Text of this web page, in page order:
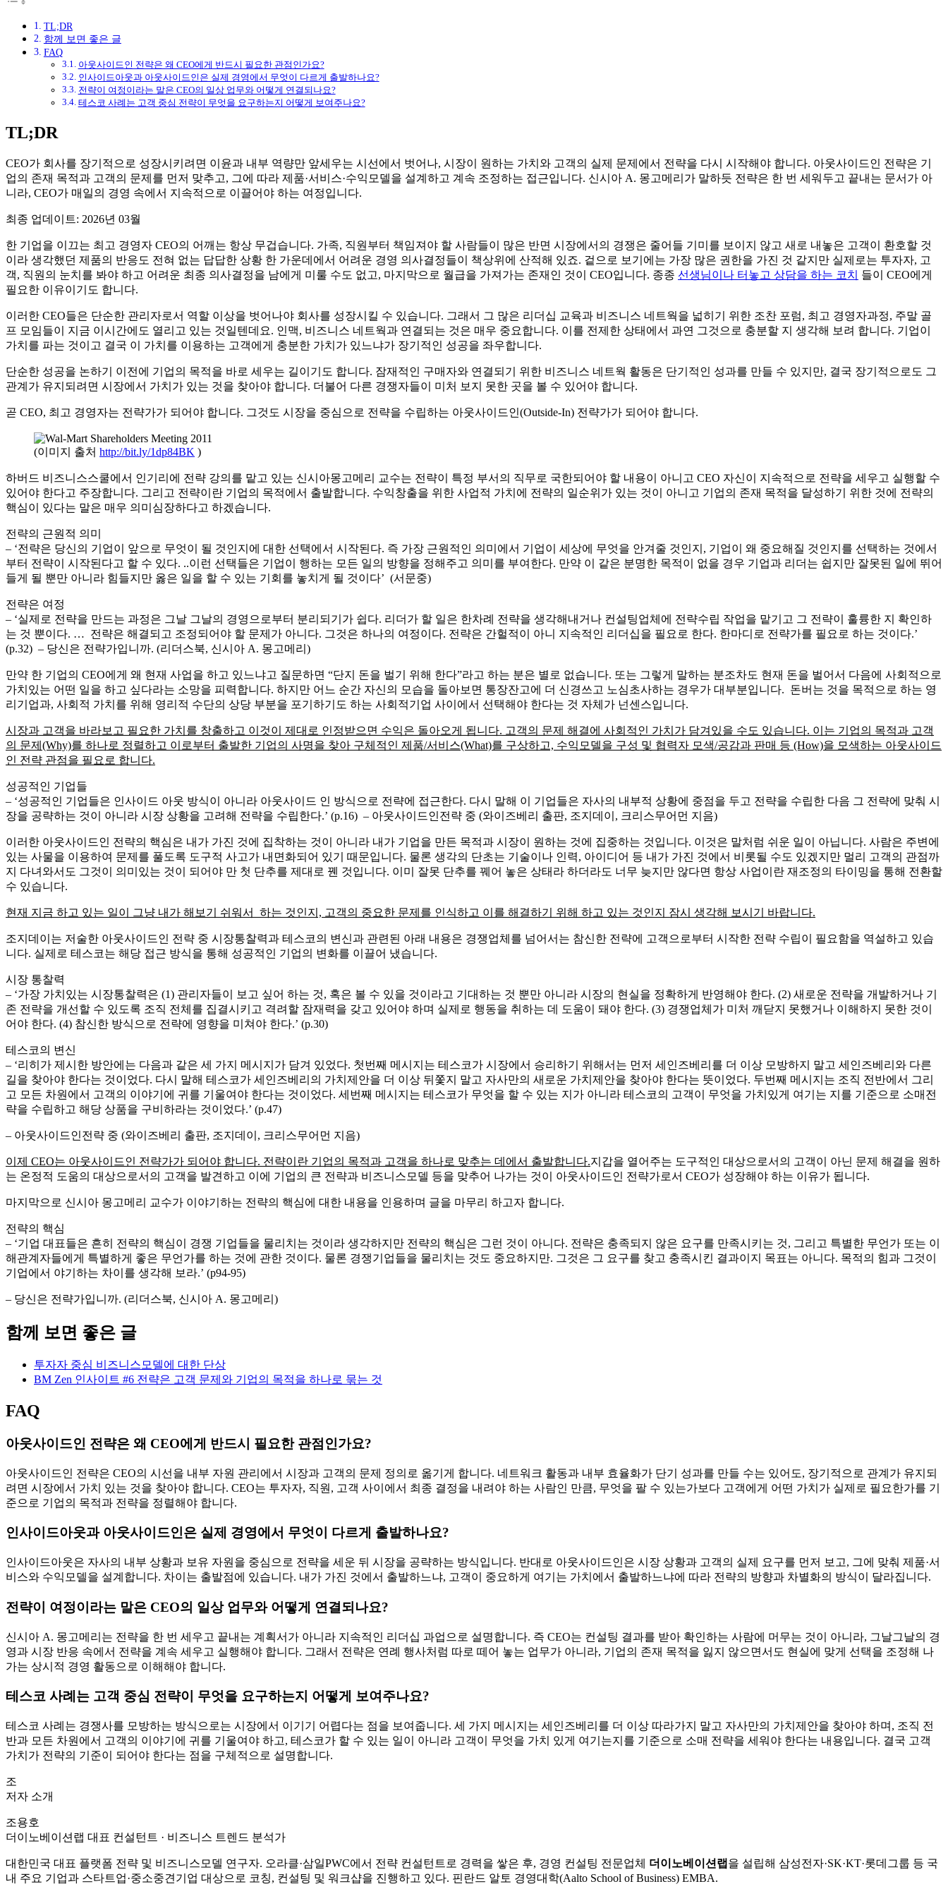
대표 수행 사례
고객의 목소리
이노베이션 코칭
사업모델 전환 코칭. 8*48 혁신 워크플로
BM진단+산업분석+원포인트 코칭 SET
혁신 메소드 & 툴킷
기업가를 위한 매직볼 프로세스 (Magic Ball Process)
비즈니스모델 전문가
비즈니스모델 전문가 확인
BMF 비즈니스모델 포럼
Shop
2026년 공개교육 신청
이노베이션 툴킷 구매
문의하기
[BM Zen 인사이트 #12] CEO, 당신은 아웃사이드인 전략가입니까
게시자:조용호| 1월 15, 2014|BM Zen 인사이트|0|
TL;DR
FAQ
아웃사이드인 전략은 왜 CEO에게 반드시 필요한 관점인가요?
인사이드아웃과 아웃사이드인은 실제 경영에서 무엇이 다르게 출발하나요?
테스코 사례는 고객 중심 전략이 무엇을 요구하는지 어떻게 보여주나요?
TL;DR
업의 존재 목적과 고객의 문제를 먼저 맞추고, 그에 따라 제품·서비스·수익모델을 설계하고 계속 조정하는 접근입니다. 신시아 A. 몽고메리가 말하듯 전략은 한 번 세워두고 끝내는 문서가 아
니라, CEO가 매일의 경영 속에서 지속적으로 이끌어야 하는 여정입니다.
최종 업데이트: 2026년 03월
한 기업을 이끄는 최고 경영자 CEO의 어깨는 항상 무겁습니다. 가족, 직원부터 책임져야 할 사람들이 많은 반면 시장에서의 경쟁은 줄어들 기미를 보이지 않고 새로 내놓은 고객이 환호할 것
이라 생각했던 제품의 반응도 전혀 없는 답답한 상황 한 가운데에서 어려운 경영 의사결정들이 책상위에 산적해 있죠. 겉으로 보기에는 가장 많은 권한을 가진 것 같지만 실제로는 투자자, 고
객, 직원의 눈치를 봐야 하고 어려운 최종 의사결정을 남에게 미룰 수도 없고, 마지막으로 월급을 가져가는 존재인 것이 CEO입니다. 종종선생님이나 터놓고 상담을 하는 코치
이러한 CEO들은 단순한 관리자로서 역할 이상을 벗어나야 회사를 성장시킬 수 있습니다. 그래서 그 많은 리더십 교육과 비즈니스 네트웍을 넓히기 위한 조찬 포럼, 최고 경영자과정, 주말 골
프 모임들이 지금 이시간에도 열리고 있는 것일텐데요. 인맥, 비즈니스 네트웍과 연결되는 것은 매우 중요합니다. 이를 전제한 상태에서 과연 그것으로 충분할 지 생각해 보려 합니다. 기업이
단순한 성공을 논하기 이전에 기업의 목적을 바로 세우는 길이기도 합니다. 잠재적인 구매자와 연결되기 위한 비즈니스 네트웍 활동은 단기적인 성과를 만들 수 있지만, 결국 장기적으로도 그
관계가 유지되려면 시장에서 가치가 있는 것을 찾아야 합니다. 더불어 다른 경쟁자들이 미처 보지 못한 곳을 볼 수 있어야 합니다.
곧 CEO, 최고 경영자는 전략가가 되어야 합니다. 그것도 시장을 중심으로 전략을 수립하는 아웃사이드인(Outside-In) 전략가가 되어야 합니다.
(이미지 출처
하버드 비즈니스스쿨에서 인기리에 전략 강의를 맡고 있는 신시아몽고메리 교수는 전략이 특정 부서의 직무로 국한되어야 할 내용이 아니고 CEO 자신이 지속적으로 전략을 세우고 실행할 수
핵심이 있다는 말은 매우 의미심장하다고 하겠습니다.
– ‘전략은 당신의 기업이 앞으로 무엇이 될 것인지에 대한 선택에서 시작된다. 즉 가장 근원적인 의미에서 기업이 세상에 무엇을 안겨줄 것인지, 기업이 왜 중요해질 것인지를 선택하는 것에서
부터 전략이 시작된다고 할 수 있다. ..이런 선택들은 기업이 행하는 모든 일의 방향을 정해주고 의미를 부여한다. 만약 이 같은 분명한 목적이 없을 경우 기업과 리더는 쉽지만 잘못된 일에 뛰어
들게 될 뿐만 아니라 힘들지만 옳은 일을 할 수 있는 기회를 놓치게 될 것이다’ (서문중)
– ‘실제로 전략을 만드는 과정은 그날 그날의 경영으로부터 분리되기가 쉽다. 리더가 할 일은 한차례 전략을 생각해내거나 컨설팅업체에 전략수립 작업을 맡기고 그 전략이 훌륭한 지 확인하
는 것 뿐이다. … 전략은 해결되고 조정되어야 할 문제가 아니다. 그것은 하나의 여정이다. 전략은 간헐적이 아니 지속적인 리더십을 필요로 한다. 한마디로 전략가를 필요로 하는 것이다.’
(p.32) – 당신은 전략가입니까. (리더스북, 신시아 A. 몽고메리)
만약 한 기업의 CEO에게 왜 현재 사업을 하고 있느냐고 질문하면 “단지 돈을 벌기 위해 한다”라고 하는 분은 별로 없습니다. 또는 그렇게 말하는 분조차도 현재 돈을 벌어서 다음에 사회적으로
리기업과, 사회적 가치를 위해 영리적 수단의 상당 부분을 포기하기도 하는 사회적기업 사이에서 선택해야 한다는 것 자체가 넌센스입니다.
시장과 고객을 바라보고 필요한 가치를 창출하고 이것이 제대로 인정받으면 수익은 돌아오게 됩니다. 고객의 문제 해결에 사회적인 가치가 담겨있을 수도 있습니다. 이는 기업의 목적과 고객
의 문제(Why)를 하나로 정렬하고 이로부터 출발한 기업의 사명을 찾아 구체적인 제품/서비스(What)를 구상하고, 수익모델을 구성 및 협력자 모색/공감과 판매 등 (How)을 모색하는 아웃사이드
– ‘성공적인 기업들은 인사이드 아웃 방식이 아니라 아웃사이드 인 방식으로 전략에 접근한다. 다시 말해 이 기업들은 자사의 내부적 상황에 중점을 두고 전략을 수립한 다음 그 전략에 맞춰 시
장을 공략하는 것이 아니라 시장 상황을 고려해 전략을 수립한다.’ (p.16) – 아웃사이드인전략 중 (와이즈베리 출판, 조지데이, 크리스무어먼 지음)
이러한 아웃사이드인 전략의 핵심은 내가 가진 것에 집착하는 것이 아니라 내가 기업을 만든 목적과 시장이 원하는 것에 집중하는 것입니다. 이것은 말처럼 쉬운 일이 아닙니다. 사람은 주변에
지 다녀와서도 그것이 의미있는 것이 되어야 만 첫 단추를 제대로 꿴 것입니다. 이미 잘못 단추를 꿰어 놓은 상태라 하더라도 너무 늦지만 않다면 항상 사업이란 재조정의 타이밍을 통해 전환할
현재 지금 하고 있는 일이 그냥 내가 해보기 쉬워서 하는 것인지, 고객의 중요한 문제를 인식하고 이를 해결하기 위해 하고 있는 것인지 잠시 생각해 보시기 바랍니다.
조지데이는 저술한 아웃사이드인 전략 중 시장통찰력과 테스코의 변신과 관련된 아래 내용은 경쟁업체를 넘어서는 참신한 전략에 고객으로부터 시작한 전략 수립이 필요함을 역설하고 있습
니다. 실제로 테스코는 해당 접근 방식을 통해 성공적인 기업의 변화를 이끌어 냈습니다.
시장 통찰력
존 전략을 개선할 수 있도록 조직 전체를 집결시키고 격려할 잠재력을 갖고 있어야 하며 실제로 행동을 취하는 데 도움이 돼야 한다. (3) 경쟁업체가 미처 깨닫지 못했거나 이해하지 못한 것이
테스코의 변신
– ‘리히가 제시한 방안에는 다음과 같은 세 가지 메시지가 담겨 있었다. 첫번째 메시지는 테스코가 시장에서 승리하기 위해서는 먼저 세인즈베리를 더 이상 모방하지 말고 세인즈베리와 다른
길을 찾아야 한다는 것이었다. 다시 말해 테스코가 세인즈베리의 가치제안을 더 이상 뒤쫓지 말고 자사만의 새로운 가치제안을 찾아야 한다는 뜻이었다. 두번째 메시지는 조직 전반에서 그리
고 모든 차원에서 고객의 이야기에 귀를 기울여야 한다는 것이었다. 세번째 메시지는 테스코가 무엇을 할 수 있는 지가 아니라 테스코의 고객이 무엇을 가치있게 여기는 지를 기준으로 소매전
략을 수립하고 해당 상품을 구비하라는 것이었다.’ (p.47)
– 아웃사이드인전략 중 (와이즈베리 출판, 조지데이, 크리스무어먼 지음)
는 온정적 도움의 대상으로서의 고객을 발견하고 이에 기업의 큰 전략과 비즈니스모델 등을 맞추어 나가는 것이 아웃사이드인 전략가로서 CEO가 성장해야 하는 이유가 됩니다.
마지막으로 신시아 몽고메리 교수가 이야기하는 전략의 핵심에 대한 내용을 인용하며 글을 마무리 하고자 합니다.
전략의 핵심
– ‘기업 대표들은 흔히 전략의 핵심이 경쟁 기업들을 물리치는 것이라 생각하지만 전략의 핵심은 그런 것이 아니다. 전략은 충족되지 않은 요구를 만족시키는 것, 그리고 특별한 무언가 또는 이
해관계자들에게 특별하게 좋은 무언가를 하는 것에 관한 것이다. 물론 경쟁기업들을 물리치는 것도 중요하지만. 그것은 그 요구를 찾고 충족시킨 결과이지 목표는 아니다. 목적의 힘과 그것이
기업에서 야기하는 차이를 생각해 보라.’ (p94-95)
– 당신은 전략가입니까. (리더스북, 신시아 A. 몽고메리)
함께 보면 좋은 글
투자자 중심 비즈니스모델에 대한 단상
FAQ
아웃사이드인 전략은 왜 CEO에게 반드시 필요한 관점인가요?